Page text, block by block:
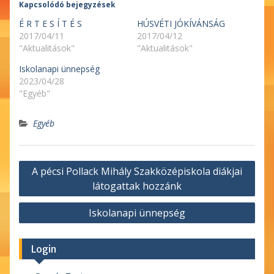
Kapcsolódó bejegyzések
É R T E S Í T É S
2017/04/11
"Aktualitások"
HÚSVÉTI JÓKÍVÁNSÁG
2017/04/12
"Aktualitások"
Iskolanapi ünnepség
2023/04/28
"Egyéb"
Egyéb
Bejegyzés
navigáció
A pécsi Pollack Mihály Szakközépiskola diákjai
látogattak hozzánk
Iskolanapi ünnepség
Login